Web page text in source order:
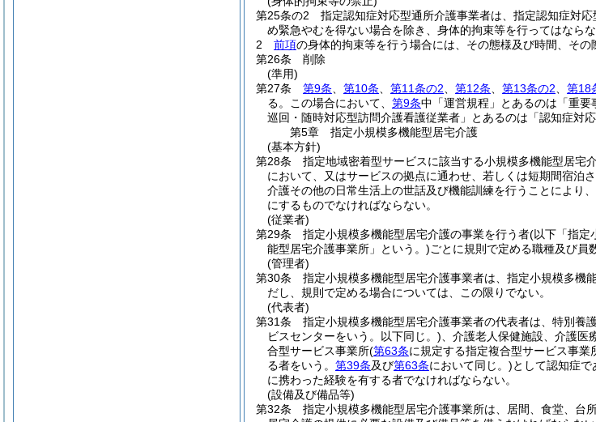
第25条の2
指定認知症対応型通所介護事業者は、指定認知症対
め緊急やむを得ない場合を除き、身体的拘束等を行ってはならな
2
前項の身体的拘束等を行う場合には、その態様及び時間、そ
第26条
削除
(準用)
第27条
第9条 第10条 第11条の2 第12条 第13条の2 第18
る。
この場合において、 第9条中「運営規程」とあるのは「重要
巡回・随時対応型訪問介護看護従業者」とあるのは「認知症対
第5章
指定小規模多機能型居宅介護
(基本方針)
第28条
指定地域密着型サービスに該当する小規模多機能型居宅
において、又はサービスの拠点に通わせ、若しくは短期間宿泊
介護その他の日常生活上の世話及び機能訓練を行うことにより
にするものでなければならない。
(従業者)
第29条
指定小規模多機能型居宅介護の事業を行う者(以下「指定
能型居宅介護事業所」という。)ごとに規則で定める職種及び員
(管理者)
第30条
指定小規模多機能型居宅介護事業者は、指定小規模多機
だし、規則で定める場合については、この限りでない。
(代表者)
第31条
指定小規模多機能型居宅介護事業者の代表者は、特別養
ビスセンターをいう。以下同じ。) 、介護老人保健施設、介護
合型サービス事業所(第63条に規定する指定複合型サービス事業
る者をいう。 第39条及び第63条において同じ。)として認知症
に携わった経験を有する者でなければならない。
(設備及び備品等)
第32条
指定小規模多機能型居宅介護事業所は、居間、食堂、台